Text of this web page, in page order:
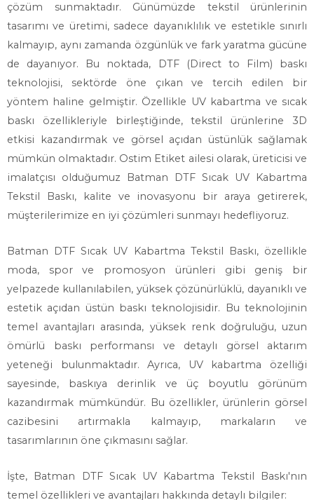
çözüm sunmaktadır. Günümüzde tekstil ürünlerinin
tasarımı ve üretimi, sadece dayanıklılık ve estetikle sınırlı
kalmayıp, aynı zamanda özgünlük ve fark yaratma gücüne
de dayanıyor. Bu noktada, DTF (Direct to Film) baskı
teknolojisi, sektörde öne çıkan ve tercih edilen bir
yöntem haline gelmiştir. Özellikle UV kabartma ve sıcak
baskı özellikleriyle birleştiğinde, tekstil ürünlerine 3D
etkisi kazandırmak ve görsel açıdan üstünlük sağlamak
mümkün olmaktadır. Ostim Etiket ailesi olarak, üreticisi ve
imalatçısı olduğumuz Batman DTF Sıcak UV Kabartma
Tekstil Baskı, kalite ve inovasyonu bir araya getirerek,
müşterilerimize en iyi çözümleri sunmayı hedefliyoruz.
Batman DTF Sıcak UV Kabartma Tekstil Baskı, özellikle
moda, spor ve promosyon ürünleri gibi geniş bir
yelpazede kullanılabilen, yüksek çözünürlüklü, dayanıklı ve
estetik açıdan üstün baskı teknolojisidir. Bu teknolojinin
temel avantajları arasında, yüksek renk doğruluğu, uzun
ömürlü baskı performansı ve detaylı görsel aktarım
yeteneği bulunmaktadır. Ayrıca, UV kabartma özelliği
sayesinde, baskıya derinlik ve üç boyutlu görünüm
kazandırmak mümkündür. Bu özellikler, ürünlerin görsel
cazibesini artırmakla kalmayıp, markaların ve
tasarımlarının öne çıkmasını sağlar.
İşte, Batman DTF Sıcak UV Kabartma Tekstil Baskı'nın
temel özellikleri ve avantajları hakkında detaylı bilgiler: